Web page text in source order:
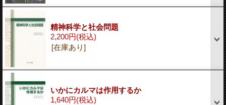
精神科学と社会問題
2,200円(税込)
[在庫あり]
いかにカルマは作用するか
1,640円(税込)